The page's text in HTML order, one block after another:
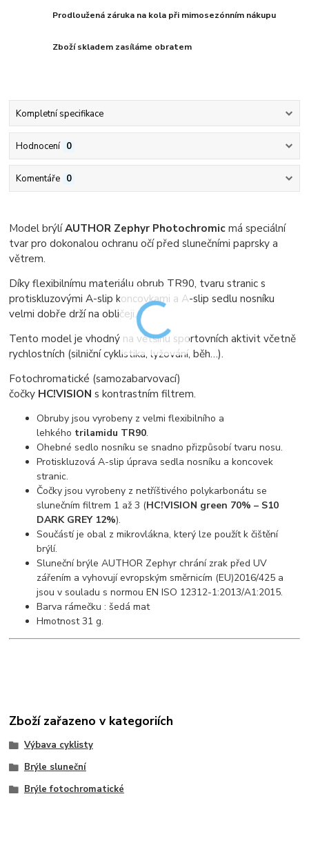
Prodloužená záruka na kola při mimosezónním nákupu
Zboží skladem zasíláme obratem
Kompletní specifikace
Hodnocení 0
Komentáře 0
Model brýlíAUTHOR Zephyr Photochromicmá speciální
tvar pro dokonalou ochranu očí před slunečními paprsky a
větrem.
Díky flexibilnímu materiálu obrub TR90, tvaru stranic s
protiskluzovými A-slip koncovkami a A-slip sedlu nosníku
velmi dobře drží na obličeji.
Tento model je vhodný na většinu sportovních aktivit včetně
rychlostních (silniční cyklistika, lyžování, běh…).
Fotochromatické (samozabarvovací)
čočky HC!VISION s kontrastním filtrem.
Obruby jsou vyrobeny z velmi flexibilního a
lehkého trilamidu TR90.
Ohebné sedlo nosníku se snadno přizpůsobí tvaru nosu.
Protiskluzová A-slip úprava sedla nosníku a koncovek
stranic.
Čočky jsou vyrobeny z netříštivého polykarbonátu se
slunečním filtrem 1 až 3 (HC!VISION green 70% – S10
DARK GREY 12%).
Součástí je obal z mikrovlákna, který lze použít k čištění
brýlí.
Sluneční brýle AUTHOR Zephyr chrání zrak před UV
zářením a vyhovují evropským směrnicím (EU)2016/425 a
jsou v souladu s normou EN ISO 12312-1:2013/A1:2015.
Barva rámečku : šedá mat
Hmotnost 31 g.
Zboží zařazeno v kategoriích
Výbava cyklisty
Brýle sluneční
Brýle fotochromatické